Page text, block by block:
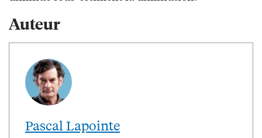
Auteur
Pascal Lapointe